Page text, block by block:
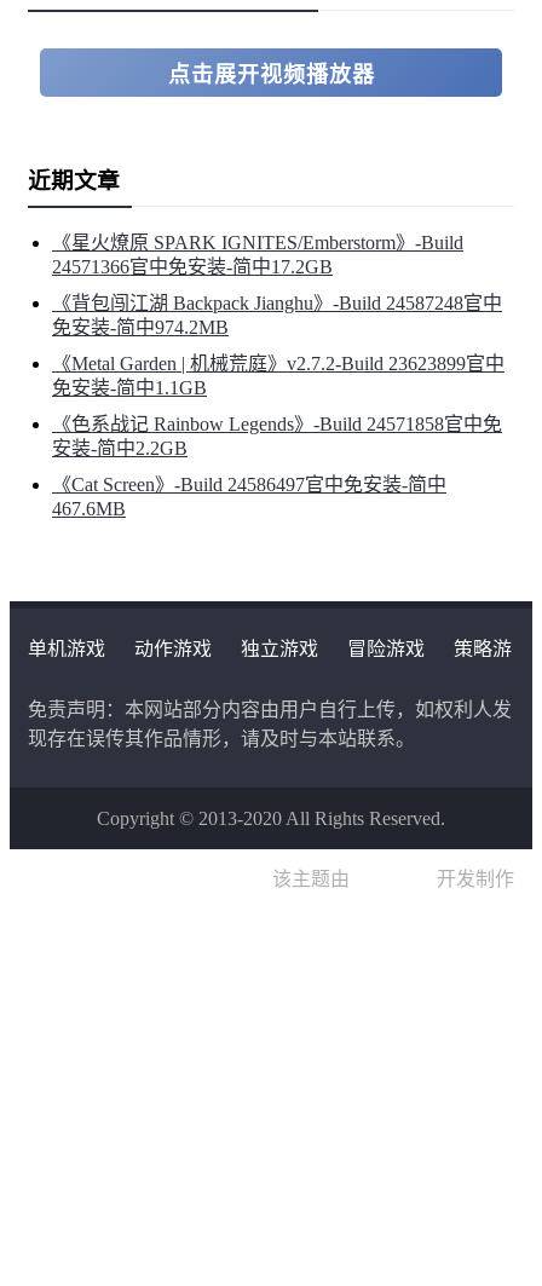
点击展开视频播放器
近期文章
《星火燎原 SPARK IGNITES/Emberstorm》-Build
24571366官中免安装-简中17.2GB
《背包闯江湖 Backpack Jianghu》-Build 24587248官中
免安装-简中974.2MB
《Metal Garden | 机械荒庭》v2.7.2-Build 23623899官中
免安装-简中1.1GB
《色系战记 Rainbow Legends》-Build 24571858官中免
安装-简中2.2GB
《Cat Screen》-Build 24586497官中免安装-简中
467.6MB
单机游戏 动作游戏 独立游戏 冒险游戏
策略游
免责声明：本网站部分内容由用户自行上传，如权利人发
现存在误传其作品情形，请及时与本站联系。
Copyright © 2013-2020 All Rights Reserved.
该主题由 开发制作